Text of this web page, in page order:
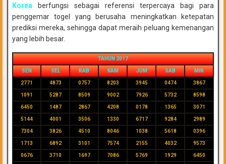
Korea berfungsi sebagai referensi terpercaya bagi para
penggemar togel yang berusaha meningkatkan ketepatan
prediksi mereka, sehingga dapat meraih peluang kemenangan
yang lebih besar.
TAHUN 2017
SEN SEL RAB KAM JUM SAB MIN
2771 4873 0757 8203 3945 0474 3867
1091 5287 8509 9002 7926 5732 8598
6450 1487 2867 4208 0178 1365 3071
5144 4001 3506 1330 6717 9284 2989
7304 3826 4510 8046 1038 5618 0396
1713 6892 3101 7574 2155 4032 9573
0676 3710 1697 7086 5769 1929 6450